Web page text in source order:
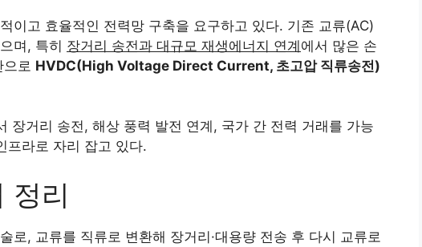
이고 효율적인 전력망 구축을 요구하고 있다. 기존 교류(AC)
며, 특히 장거리 송전과 대규모 재생에너지 연계에서 많은 손
로 HVDC(High Voltage Direct Current, 초고압 직류송전)
장거리 송전, 해상 풍력 발전 연계, 국가 간 전력 거래를 가능
프라로 자리 잡고 있다.
정리
로, 교류를 직류로 변환해 장거리·대용량 전송 후 다시 교류로